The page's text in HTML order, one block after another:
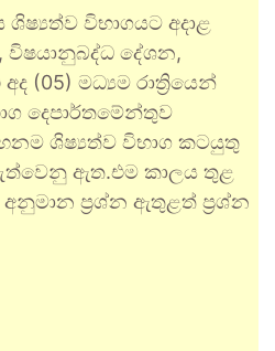
ශිෂ්‍යත්ව විභාගයට අදාළ
දේශන,
(05) මධ්‍යම රාත්‍රියෙන්
දෙපාර්තමේන්තුව
ශිෂ්‍යත්ව විභාග කටයුතු
ඇත.එම කාලය තුළ
අනුමාන ප්‍රශ්න ඇතුළත් ප්‍රශ්න